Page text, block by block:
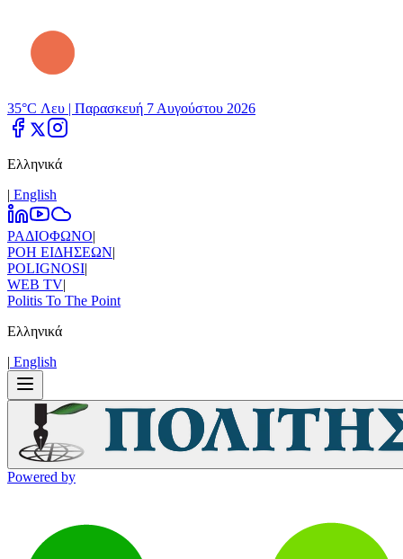
35°C Λευ | Παρασκευή 7 Αυγούστου 2026
Ελληνικά
| Εnglish
ΡΑΔΙΟΦΩΝΟ|
ΡΟΗ ΕΙΔΗΣΕΩΝ|
POLIGNOSI|
WEB TV|
Politis To The Point
Ελληνικά
| Εnglish
Powered by